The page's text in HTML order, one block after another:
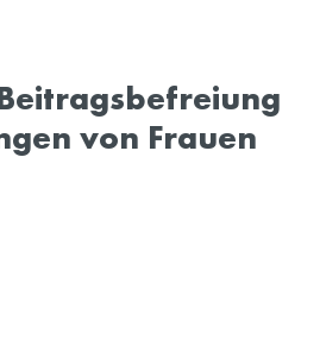
von Frauen